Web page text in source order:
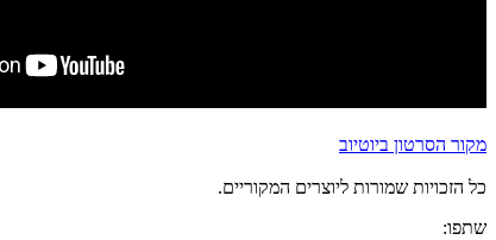
מקור הסרטון ביוטיוב
כל הזכויות שמורות ליוצרים המקוריים.
שתפו: